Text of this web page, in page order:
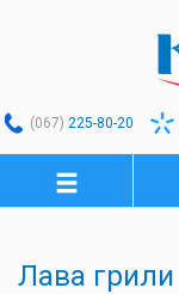
(067) 225-80-20
Лава грили